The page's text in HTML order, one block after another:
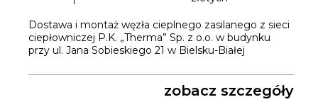
Dostawa i montaż węzła cieplnego zasilanego z sieci
ciepłowniczej P.K. „Therma” Sp. z o.o. w budynku
przy ul. Jana Sobieskiego 21 w Bielsku-Białej
zobacz szczegóły